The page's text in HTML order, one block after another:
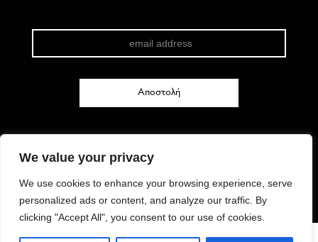
We value your privacy
We use cookies to enhance your browsing experience, serve
personalized ads or content, and analyze our traffic. By
clicking "Accept All", you consent to our use of cookies.
FACEBOOK
INSTAGRAM
TWITTER